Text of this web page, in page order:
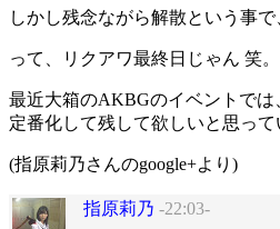
しかし残念ながら解散という事
って、リクアワ最終日じゃん 笑
最近大箱のAKBGのイベントで
定番化して残して欲しいと思って
(指原莉乃さんのgoogle+より)
指原莉乃 -22:03-